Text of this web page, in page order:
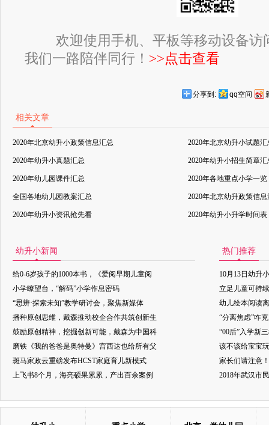
欢迎使用手机、平板等移动设备访
我们一路陪伴同行！ >>点击查看
分享到: qq空间
相关文章
2020年北京幼升小政策信息汇总 2020年北京幼升小试题汇
2020年幼升小真题汇总 2020年幼升小招生简章汇
2020年幼儿园课件汇总 2020年各地重点小学一览
全国各地幼儿园教案汇总 2020年北京幼升政策信息
2020年幼升小资讯抢先看 2020年幼升小升学时间表
幼升小新闻
给0-6岁孩子的1000本书，《爱阅早期儿童阅
小学瞭望台，“解码”小学作息密码
“思辨·探索未知”教学研讨会，聚焦新媒体
播种原创思维，戴森推动校企合作共筑创新生
鼓励原创精神，挖掘创新可能，戴森为中国科
磨铁《我的爸爸是奥特曼》宫西达也给所有父
斑马家政云重磅发布HCST家庭育儿新模式
上飞书8个月，海亮硕果累累，产出百余案例
热门推荐
10月13日幼升
立足儿童可持
幼儿绘本阅读
“分离焦虑”咋
“00后”入学新
该不该给宝宝
家长们请注意
2018年武汉市